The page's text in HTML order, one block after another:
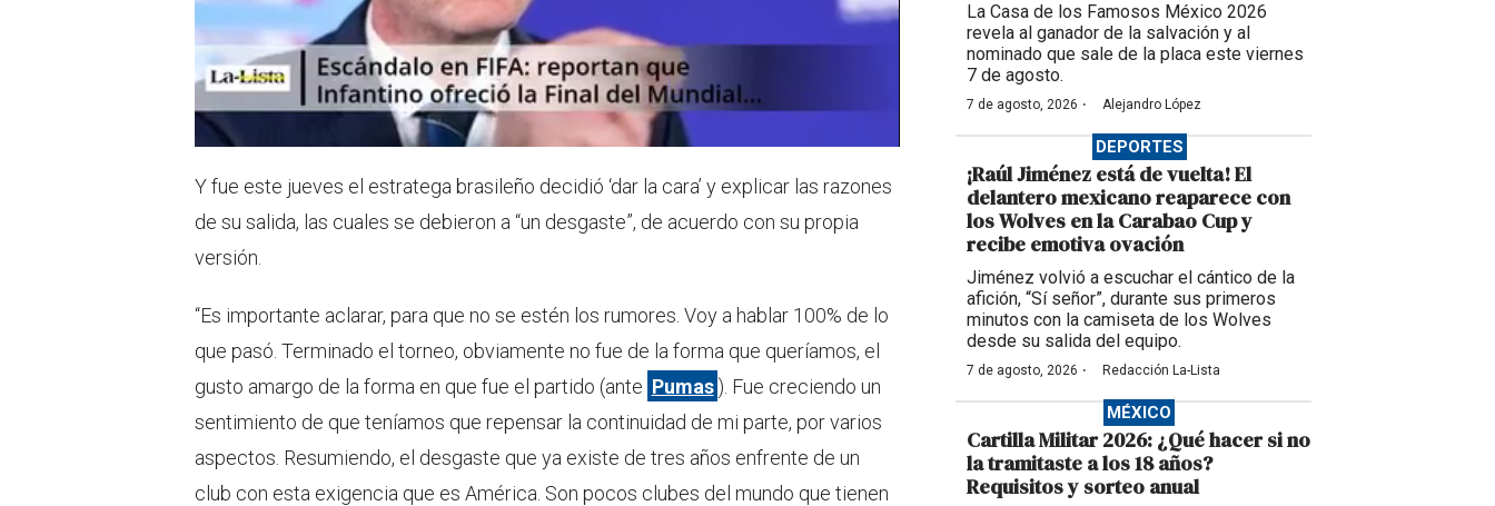
Y fue este jueves el estratega brasileño decidió ‘dar la cara’ y explicar las razones
de su salida, las cuales se debieron a “un desgaste”, de acuerdo con su propia
versión.
“Es importante aclarar, para que no se estén los rumores. Voy a hablar 100% de lo
que pasó. Terminado el torneo, obviamente no fue de la forma que queríamos, el
gusto amargo de la forma en que fue el partido (ante Pumas). Fue creciendo un
sentimiento de que teníamos que repensar la continuidad de mi parte, por varios
aspectos. Resumiendo, el desgaste que ya existe de tres años enfrente de un
club con esta exigencia que es América. Son pocos clubes del mundo que tienen
La Casa de los Famosos México 2026
revela al ganador de la salvación y al
nominado que sale de la placa este viernes
7 de agosto.
7 de agosto, 2026 · Alejandro López
DEPORTES
¡Raúl Jiménez está de vuelta! El
delantero mexicano reaparece con
los Wolves en la Carabao Cup y
recibe emotiva ovación
Jiménez volvió a escuchar el cántico de la
afición, “Sí señor”, durante sus primeros
minutos con la camiseta de los Wolves
desde su salida del equipo.
7 de agosto, 2026 · Redacción La-Lista
MÉXICO
Cartilla Militar 2026: ¿Qué hacer si no
la tramitaste a los 18 años?
Requisitos y sorteo anual